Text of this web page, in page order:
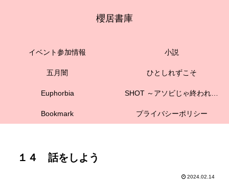
櫻居書庫
イベント参加情報 小説
五月闇 ひとしれずこそ
Euphorbia SHOT ～アソビじゃ終われない～
Bookmark プライバシーポリシー
１４ 話をしよう
2024.02.14